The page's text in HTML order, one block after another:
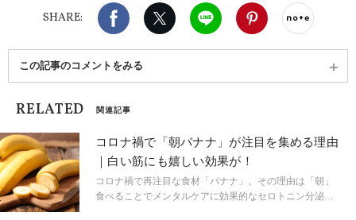
SHARE:
Facebook X（旧twitter）
LINE Pinterest
この記事のコメントをみる
RELATED 関連記事
コロナ禍で「朝バナナ」が注目を集める理由
｜白い筋にも嬉しい効果が！
コロナ禍で再注目な食材「バナナ」。その理由は「朝」
食べることでメンタルケアに効果的なセロトニン分泌に